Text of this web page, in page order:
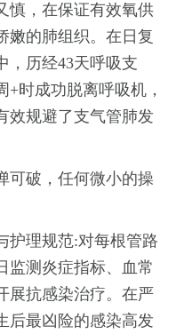
，在保证有效氧供
嫩的肺组织。在日复
，历经43天呼吸支
时成功脱离呼吸机，
效规避了支气管肺发
破，任何微小的操
理规范:对每根管路
监测炎症指标、血常
展抗感染治疗。在严
后最凶险的感染高发